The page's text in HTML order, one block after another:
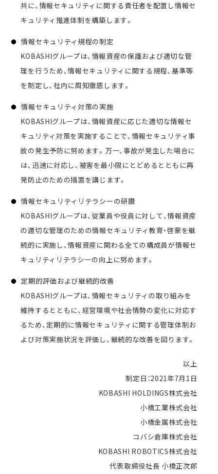
共に、情報セキュリティに関する責任者を配置し情報セ
キュリティ推進体制を構築します。
情報セキュリティ規程の制定
KOBASHIグループは、情報資産の保護および適切な管
理を行うため、情報セキュリティに関する規程、基準等
を制定し、社内に周知徹底します。
情報セキュリティ対策の実施
KOBASHIグループは、情報資産に応じた適切な情報セ
キュリティ対策を実施することで、情報セキュリティ事
故の発生予防に努めます。万一、事故が発生した場合に
は、迅速に対応し、被害を最小限にとどめるとともに再
発防止のための措置を講じます。
情報セキュリティリテラシーの研鑽
KOBASHIグループは、従業員や役員に対して、情報資産
の適切な管理のための情報セキュリティ教育・啓蒙を継
続的に実施し、情報資産に関わる全ての構成員が情報セ
キュリティリテラシーの向上に努めます。
定期的評価および継続的改善
KOBASHIグループは、情報セキュリティの取り組みを
維持するとともに、経営環境や社会情勢の変化に対応す
るため、定期的に情報セキュリティに関する管理体制お
よび対策実施状況を評価し、継続的な改善を図ります。
以上
制定日：2021年7月1日
KOBASHI HOLDINGS株式会社
小橋工業株式会社
小橋金属株式会社
コバシ倉庫株式会社
KOBASHI ROBOTICS株式会社
代表取締役社長 小橋正次郎